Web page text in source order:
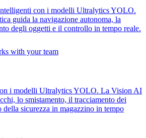
con i modelli Ultralytics YOLO.
guida la navigazione autonoma, la
degli oggetti e il controllo in tempo reale.
i modelli Ultralytics YOLO. La Vision AI
lo smistamento, il tracciamento dei
sicurezza in magazzino in tempo